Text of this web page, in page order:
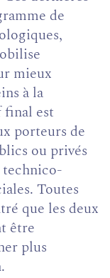
de
mieux
à la
est
porteurs de
ou privés
Toutes
que les deux
être
plus